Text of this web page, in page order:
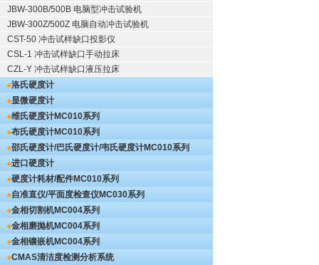
JBW-300B/500B 电脑型冲击试验机
JBW-300Z/500Z 电脑自动冲击试验机
CST-50 冲击试样缺口投影仪
CSL-1 冲击试样缺口手动拉床
CZL-Y 冲击试样缺口液压拉床
洛氏硬度计
显微硬度计
维氏硬度计MC010系列
布氏硬度计MC010系列
邵氏硬度计/巴氏硬度计/韦氏硬度计MC010系列
进口硬度计
硬度计耗材/配件MC010系列
自准直仪/平面度检查仪MC030系列
金相切割机MC004系列
金相磨抛机MC004系列
金相镶嵌机MC004系列
CMAS清洁度检测分析系统